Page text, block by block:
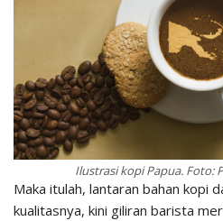
Ilustrasi kopi Papua. Foto:
Maka itulah, lantaran bahan kopi
kualitasnya, kini giliran barista